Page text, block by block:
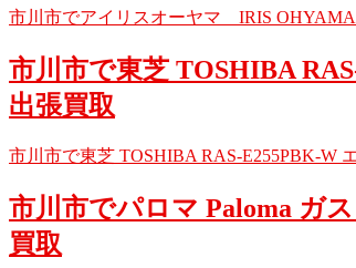
市川市でアイリスオーヤマ IRIS
市川市で東芝 TOSHIBA
出張買取
市川市で東芝 TOSHIBA RAS-E255PBK-
市川市でパロマ Paloma ガ
買取